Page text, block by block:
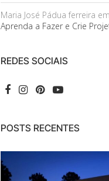
Maria José Pádua ferreira em
Aprenda a Fazer e Crie
REDES SOCIAIS
POSTS RECENTES